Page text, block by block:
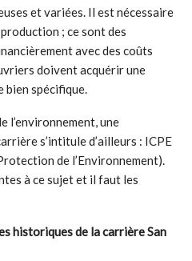
et variées. Il est nécessaire
; ce sont des
avec des coûts
doivent acquérir une
bien spécifique.
l’environnement, une
s’intitule d’ailleurs : ICPE
de l’Environnement).
à ce sujet et il faut les
historiques de la carrière San